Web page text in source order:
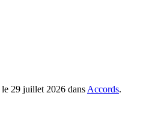
le 29 juillet 2026 dans Accords.